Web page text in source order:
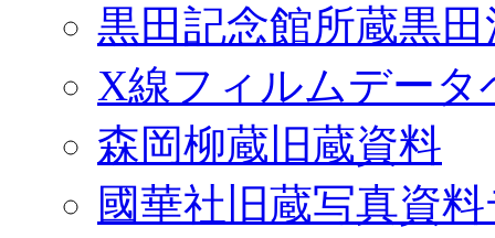
黒田記念館所蔵黒
X線フィルムデータ
森岡柳蔵旧蔵資料
國華社旧蔵写真資